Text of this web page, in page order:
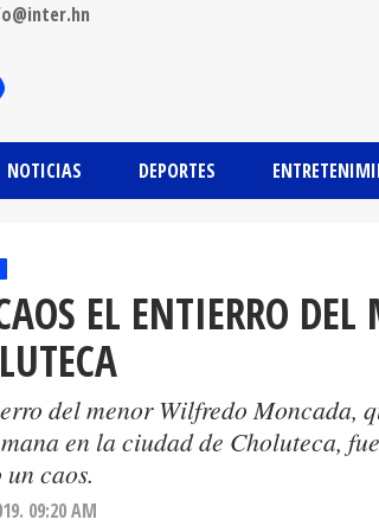
NOTICIAS DEPORTES
EL ENTIERRO DEL
del menor Wilfredo Moncada,
en la ciudad de Choluteca,
caos.
09:20 AM